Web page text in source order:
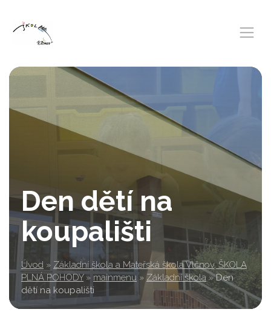
Den dětí na
koupališti
Úvod » Základní škola a Mateřská škola Vlčnov, ŠKOLA
PLNÁ POHODY » mainmenu » Základní škola » Den
dětí na koupališti